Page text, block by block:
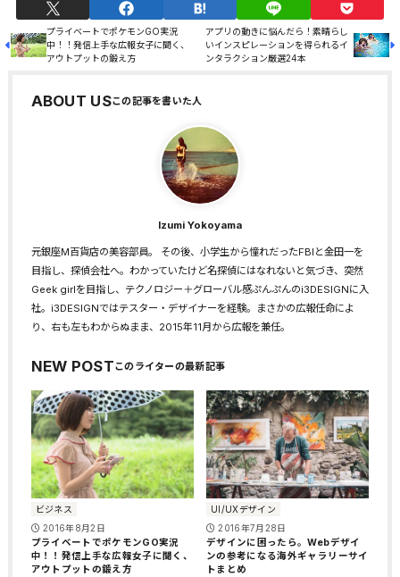
プライベートでポケモンGO実況
中！！発信上手な広報女子に聞く、
アウトプットの鍛え方
アプリの動きに悩んだら！素晴らし
いインスピレーションを得られるイ
ンタラクション厳選24本
ABOUT US
Izumi Yokoyama
元銀座M百貨店の美容部員。 その後、小学生から憧れだったFBIと金田一を
目指し、探偵会社へ。わかっていたけど名探偵にはなれないと気づき、突然
Geek girlを目指し、テクノロジー＋グローバル感ぷんぷんのi3DESIGNに入
社。i3DESIGNではテスター・デザイナーを経験。まさかの広報任命によ
り、右も左もわからぬまま、2015年11月から広報を兼任。
NEW POST
ビジネス
2016年8月2日
プライベートでポケモンGO実況
中！！発信上手な広報女子に聞く、
アウトプットの鍛え方
UI/UXデザイン
2016年7月28日
デザインに困ったら。Webデザイ
ンの参考になる海外ギャラリーサイ
トまとめ